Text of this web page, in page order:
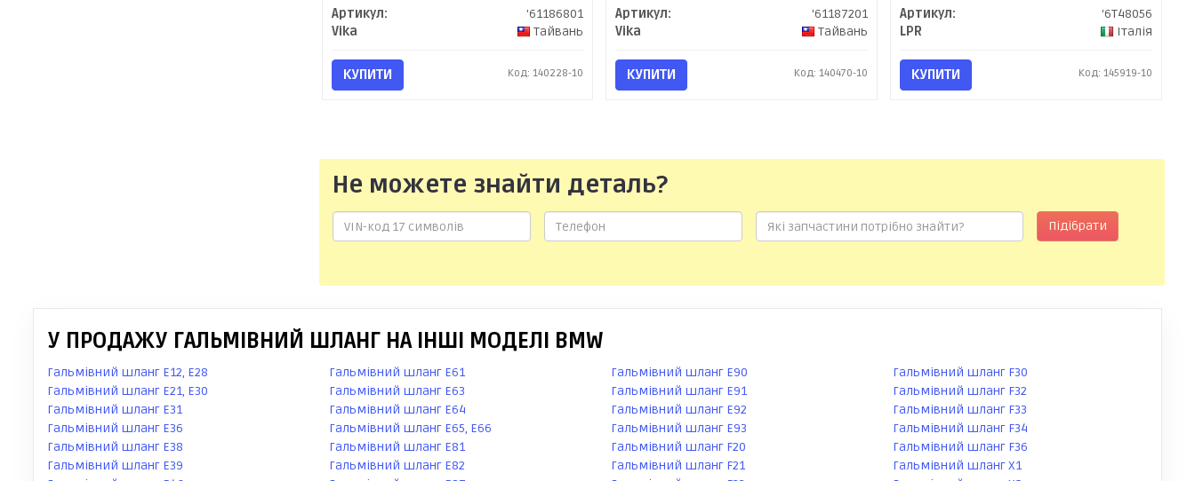
Артикул:
'61186801
Vika
Тайвань
КУПИТИ Код: 140228-10
Артикул:
'61187201
Vika
Тайвань
КУПИТИ Код: 140470-10
Артикул:
'6T48056
LPR
Італія
КУПИТИ Код: 145919-10
Не можете знайти деталь?
Підібрати
У ПРОДАЖУ ГАЛЬМІВНИЙ ШЛАНГ НА ІНШІ МОДЕЛІ BMW
Гальмівний шланг E12, E28
Гальмівний шланг E21, E30
Гальмівний шланг E31
Гальмівний шланг E36
Гальмівний шланг E38
Гальмівний шланг E39
Гальмівний шланг E61
Гальмівний шланг E63
Гальмівний шланг E64
Гальмівний шланг E65, E66
Гальмівний шланг E81
Гальмівний шланг E82
Гальмівний шланг E90
Гальмівний шланг E91
Гальмівний шланг E92
Гальмівний шланг E93
Гальмівний шланг F20
Гальмівний шланг F21
Гальмівний шланг F30
Гальмівний шланг F32
Гальмівний шланг F33
Гальмівний шланг F34
Гальмівний шланг F36
Гальмівний шланг X1